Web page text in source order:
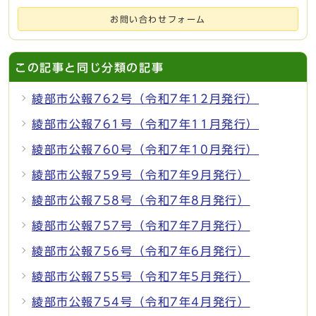
お問い合わせフォーム
この記事と同じ分類の記事
綾部市公報762号（令和7年12月発行）
綾部市公報761号（令和7年11月発行）
綾部市公報760号（令和7年10月発行）
綾部市公報759号（令和7年9月発行）
綾部市公報758号（令和7年8月発行）
綾部市公報757号（令和7年7月発行）
綾部市公報756号（令和7年6月発行）
綾部市公報755号（令和7年5月発行）
綾部市公報754号（令和7年4月発行）